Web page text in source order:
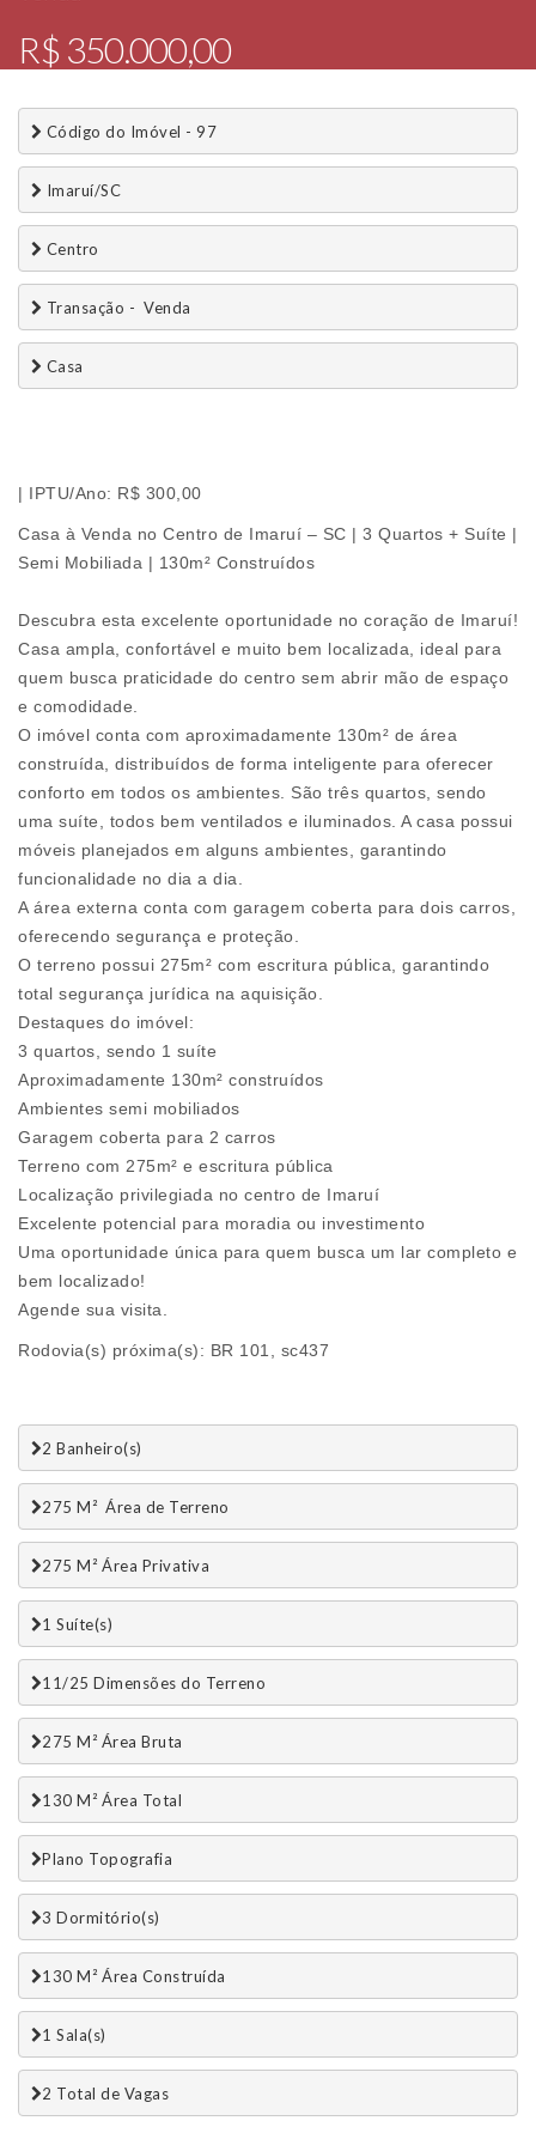
R$ 350.000,00
Código do Imóvel - 97
Imaruí/SC
Centro
Transação -  Venda
Casa
| IPTU/Ano: R$ 300,00
Casa à Venda no Centro de Imaruí – SC | 3 Quartos + Suíte |
Semi Mobiliada | 130m² Construídos
Descubra esta excelente oportunidade no coração de Imaruí!
Casa ampla, confortável e muito bem localizada, ideal para
quem busca praticidade do centro sem abrir mão de espaço
e comodidade.
O imóvel conta com aproximadamente 130m² de área
construída, distribuídos de forma inteligente para oferecer
conforto em todos os ambientes. São três quartos, sendo
uma suíte, todos bem ventilados e iluminados. A casa possui
móveis planejados em alguns ambientes, garantindo
funcionalidade no dia a dia.
A área externa conta com garagem coberta para dois carros,
oferecendo segurança e proteção.
O terreno possui 275m² com escritura pública, garantindo
total segurança jurídica na aquisição.
Destaques do imóvel:
3 quartos, sendo 1 suíte
Aproximadamente 130m² construídos
Ambientes semi mobiliados
Garagem coberta para 2 carros
Terreno com 275m² e escritura pública
Localização privilegiada no centro de Imaruí
Excelente potencial para moradia ou investimento
Uma oportunidade única para quem busca um lar completo e
bem localizado!
Agende sua visita.
Rodovia(s) próxima(s): BR 101, sc437
2 Banheiro(s)
275 M²  Área de Terreno
275 M² Área Privativa
1 Suí­te(s)
11/25 Dimensões do Terreno
275 M² Área Bruta
130 M² Área Total
Plano Topografia
3 Dormitório(s)
130 M² Área Construída
1 Sala(s)
2 Total de Vagas